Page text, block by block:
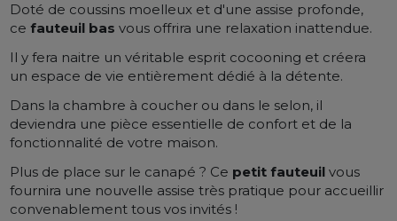
Doté de coussins moelleux et d'une assise profonde,
cefauteuil bas vous offrira une relaxation inattendue.
Il y fera naitre un véritable esprit cocooning et créera
un espace de vie entièrement dédié à la détente.
Dans la chambre à coucher ou dans le selon, il
deviendra une pièce essentielle de confort et de la
fonctionnalité de votre maison.
Plus de place sur le canapé ? Ce petit fauteuil vous
fournira une nouvelle assise très pratique pour accueillir
convenablement tous vos invités !